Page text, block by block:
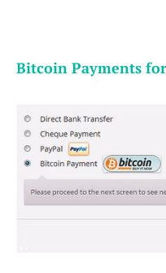
Bitcoin Payments